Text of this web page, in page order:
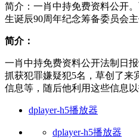
简介： 一肖中持免费资料公开
生诞辰90周年纪念筹备委员会
简介：
一肖中持免费资料公开法制日
抓获犯罪嫌疑犯5名，草创了来
信息等，随后他利用这些信息
dplayer-h5播放器
dplayer-h5播放器